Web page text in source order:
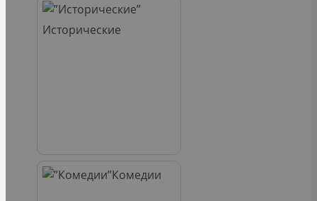
Исторические
Комедии